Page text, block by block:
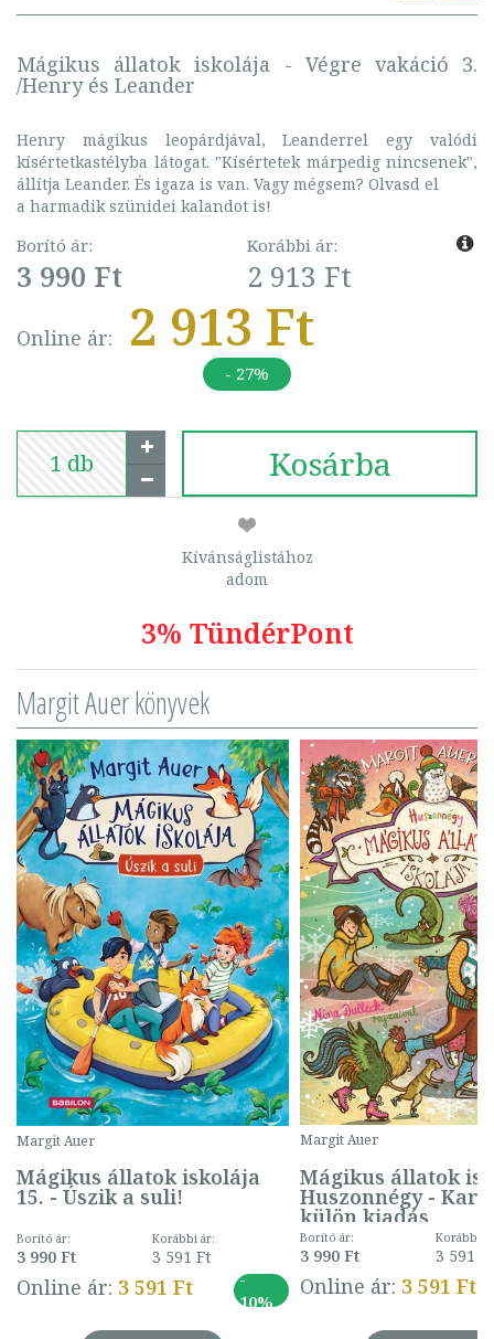
Mágikus állatok iskolája - Végre vakáció 3.
/Henry és Leander
Henry mágikus leopárdjával, Leanderrel egy valódi
kísértetkastélyba látogat. "Kísértetek márpedig nincsenek",
állítja Leander. És igaza is van. Vagy mégsem? Olvasd el
a harmadik szünidei kalandot is!
Borító ár:
3 990 Ft
Korábbi ár:
2 913 Ft
Online ár: 2 913 Ft
- 27%
Kosárba
Kívánságlistához
adom
3% TündérPont
Margit Auer könyvek
Margit Auer
Mágikus állatok iskolája
15. - Úszik a suli!
Borító ár:
3 990 Ft
Korábbi ár:
3 591 Ft
Online ár: 3 591 Ft
-
10%
Margit Auer
Mágikus állatok
Huszonnégy -
külön kiadás
Borító ár:
3 990 Ft
Korábbi
3 591 Ft
Online ár: 3 591 Ft